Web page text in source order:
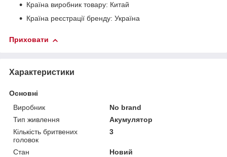
Країна виробник товару: Китай
Країна реєстрації бренду: Україна
Приховати
Характеристики
Основні
Виробник
No brand
Тип живлення
Акумулятор
Кількість бритвених
головок
3
Стан
Новий